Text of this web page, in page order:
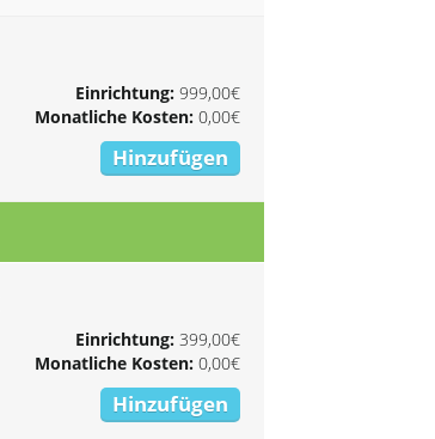
Einrichtung:999,00€
Monatliche Kosten:0,00€
Hinzufügen
Einrichtung:399,00€
Monatliche Kosten:0,00€
Hinzufügen